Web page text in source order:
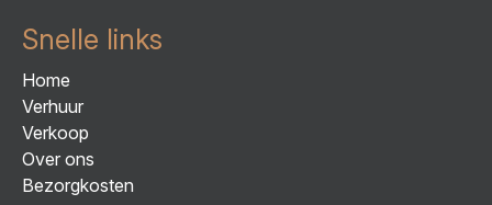
Snelle links
Home
Verhuur
Verkoop
Over ons
Bezorgkosten